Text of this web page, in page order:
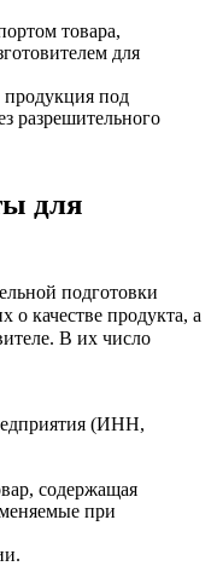
товара,
для
продукция под
разрешительного
для
подготовки
о качестве продукта, а
В их число
(ИНН,
содержащая
при